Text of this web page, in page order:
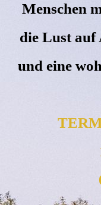
Menschen
die Lust auf
und eine